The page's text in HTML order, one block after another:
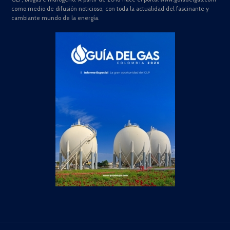
como medio de difusión noticioso, con toda la actualidad del fascinante y
cambiante mundo de la energía.